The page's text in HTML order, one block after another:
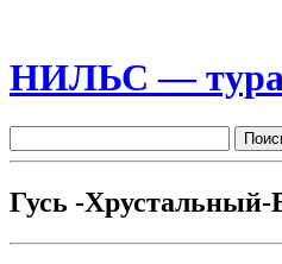
НИЛЬС —
Гусь -Хрустальный-